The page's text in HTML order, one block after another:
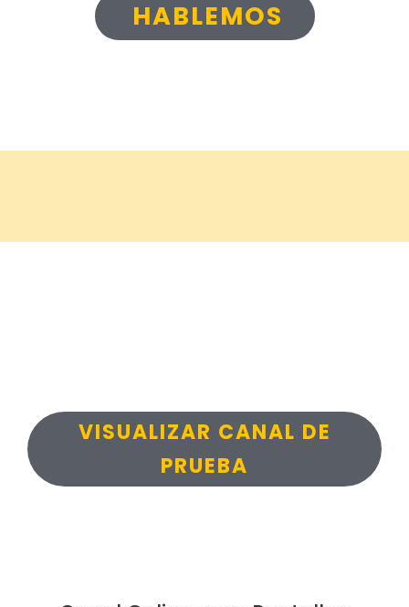
HABLEMOS
VISUALIZAR CANAL DE
PRUEBA